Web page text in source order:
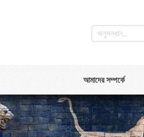
আমাদের সম্পর্কে